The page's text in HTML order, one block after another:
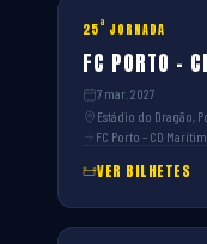
25ª JORNADA
FC PORTO –
7 mar. 2027
Estádio do Dragão,
FC Porto – CD
VER BILHETES